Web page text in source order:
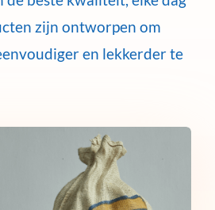
zijn ontworpen om
en lekkerder te